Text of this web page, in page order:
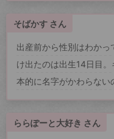
そばかす さん
出産前から性別はわか
け出たのは出生14日目
本的に名字がかわらない
ららぽーと大好き さん